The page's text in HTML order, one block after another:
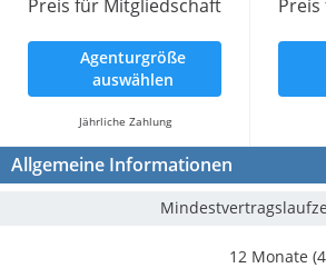
Preis für Mitgliedschaft
Agenturgröße
auswählen
Jährliche Zahlung
Allgemeine Informationen
12 Monate